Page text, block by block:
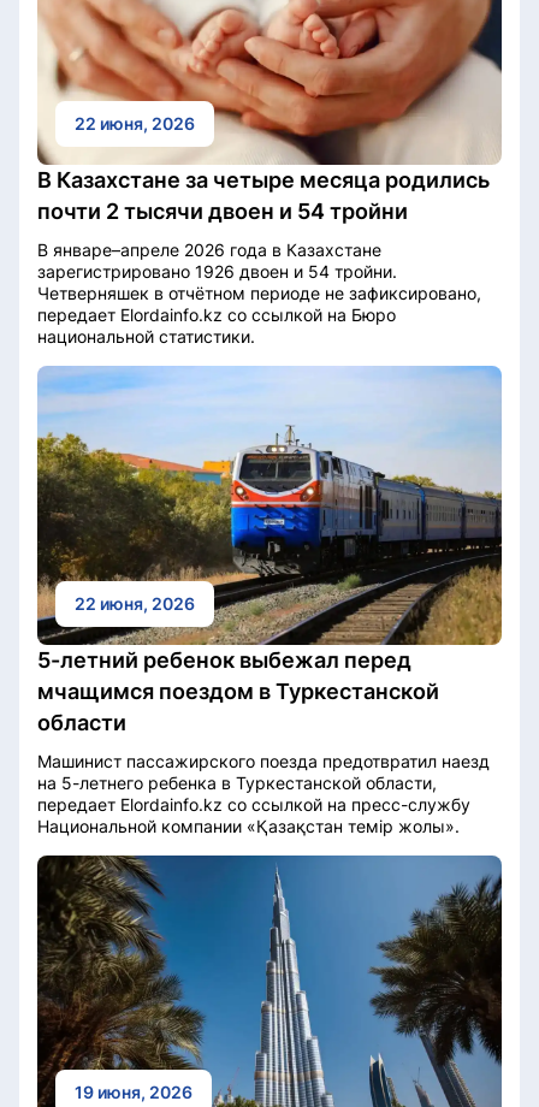
22 июня, 2026
В Казахстане за четыре месяца родились
почти 2 тысячи двоен и 54 тройни
В январе–апреле 2026 года в Казахстане
зарегистрировано 1926 двоен и 54 тройни.
Четверняшек в отчётном периоде не зафиксировано,
передает Elordainfo.kz со ссылкой на Бюро
национальной статистики.
22 июня, 2026
5-летний ребенок выбежал перед
мчащимся поездом в Туркестанской
области
Машинист пассажирского поезда предотвратил наезд
на 5-летнего ребенка в Туркестанской области,
передает Elordainfo.kz со ссылкой на пресс-службу
Национальной компании «Қазақстан темір жолы».
19 июня, 2026